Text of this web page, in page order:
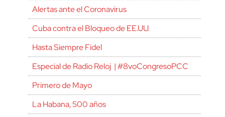
Alertas ante el Coronavirus
Cuba contra el Bloqueo de EE.UU.
Hasta Siempre Fidel
Especial de Radio Reloj | #8voCongresoPCC
Primero de Mayo
La Habana, 500 años